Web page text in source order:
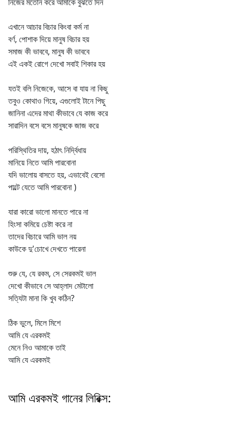
এখানে আচার বিচার কিংবা কর্ম না
বর্ণ, পোশাক দিয়ে মানুষ বিচার হয়
সমাজ কী ভাববে, মানুষ কী ভাববে
এই একই রোগে দেখো সবাই শিকার হয়
যতই বলি নিজেকে, আসে বা যায় না কিছু
তবুও কোথাও গিয়ে, এগুলোই টানে পিছু
জানিনা এদের মাথা কীভাবে যে কাজ করে
সারাদিন বসে বসে মানুষকে জাজ করে
পরিস্থিতির দায়, হঠাৎ নির্দ্বিধায়
মানিয়ে নিতে আমি পারবোনা
যদি ভালোয় বাসতে হয়, এভাবেই বেসো
পাল্টে যেতে আমি পারবোনা )
যারা কারো ভালো মানতে পারে না
হিংসা কমিয়ে চেষ্টা করে না
তাদের বিচারে আমি ভাল নয়
কাউকে দু'চোখে দেখতে পারেনা
শুরু যে, যে রকম, সে সেরকমই ভাল
দেখো কীভাবে সে‌ আহ্লাদ মেটালো
সত্যিটা মানা কি খুব কঠিন?
ঠিক ভুলে, মিলে মিশে
আমি যে এরকমই
মেনে নিও আমাকে তাই
আমি যে এরকমই
আমি এরকমই গানের লিরিক্স: